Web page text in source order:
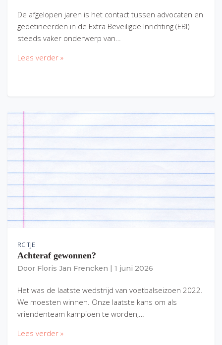
De afgelopen jaren is het contact tussen advocaten en
gedetineerden in de Extra Beveiligde Inrichting (EBI)
steeds vaker onderwerp van…
Lees verder »
RC'TJE
Achteraf gewonnen?
Door Floris Jan Frencken 1 juni 2026
Het was de laatste wedstrijd van voetbalseizoen 2022.
We moesten winnen. Onze laatste kans om als
vriendenteam kampioen te worden,…
Lees verder »